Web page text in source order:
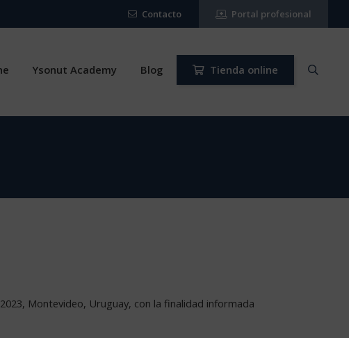
Contacto Portal profesional
Ysonut Academy Blog Tienda online
Montevideo, Uruguay, con la finalidad informada